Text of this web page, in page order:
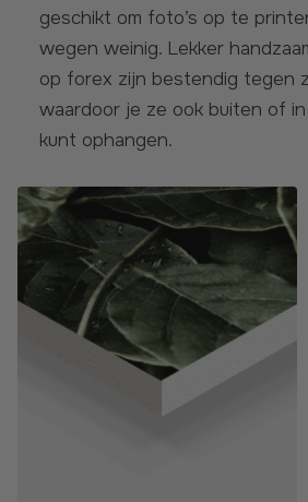
geschikt om foto’s op te
wegen weinig. Lekker
op forex zijn bestendig tegen
waardoor je ze ook buiten of
kunt ophangen.